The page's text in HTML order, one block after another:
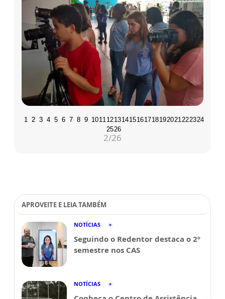
1 2 3 4 5 6 7 8 9 1011 12131415161718192021 222324
2526
3/26
APROVEITE E LEIA TAMBÉM
NOTÍCIAS
Seguindo o Redentor destaca o 2º
semestre nos CAS
NOTÍCIAS